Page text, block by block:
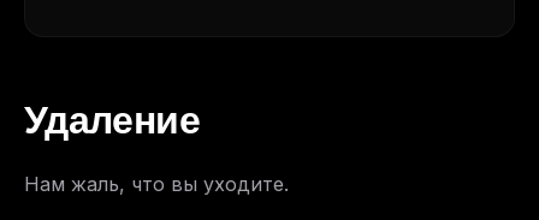
Удаление
Нам жаль, что вы уходите.